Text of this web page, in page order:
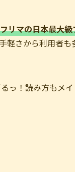
リマの日本最大
軽さから利用者
っ！読み方もメ